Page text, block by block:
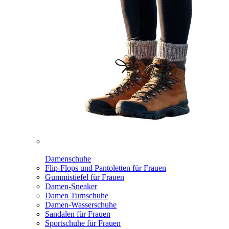
Damenschuhe
Flip-Flops und Pantoletten für Frauen
Gummistiefel für Frauen
Damen-Sneaker
Damen Turnschuhe
Damen-Wasserschuhe
Sandalen für Frauen
Sportschuhe für Frauen